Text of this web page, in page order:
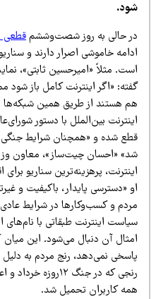
حالی به روز شصت‌وششمقطعی
خاموشی اصرار دارند و سناریوی
مثلاً «امیرحسین ثابتی»، نماینده
«اگر اینترنت کامل باز شود
هستند از طریق همین شبکه‌ها
بین‌الملل با دستور شورای‌عالی
شده و «همچنان شرایط جنگی
«احسان چیت‌ساز»، معاون وزیر
پرهزینه‌ترین سناریو برای
«دسترسی پایدار، باکیفیت و
و کسب‌وکارها در شرایط عادی اصل
اینترنت طبقاتی با نام‌های
آن دنبال می‌شود. این میان
نمی‌دهد، رنج مردم به دلیل
کاربران تحمیل شد.